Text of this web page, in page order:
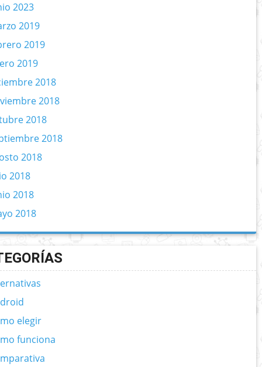
2023
2019
2019
2019
2018
2018
2018
2018
2018
2018
2018
2018
elegir
funciona